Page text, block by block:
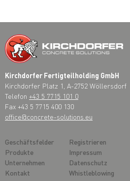
Kirchdorfer Fertigteilholding GmbH
Kirchdorfer Platz 1, A-2752 Wöllersdorf
Telefon +43 5 7715 101 0
Fax +43 5 7715 400 130
office@concrete-solutions.eu
Geschäftsfelder
Produkte
Unternehmen
Kontakt
Registrieren
Impressum
Datenschutz
Whistleblowing